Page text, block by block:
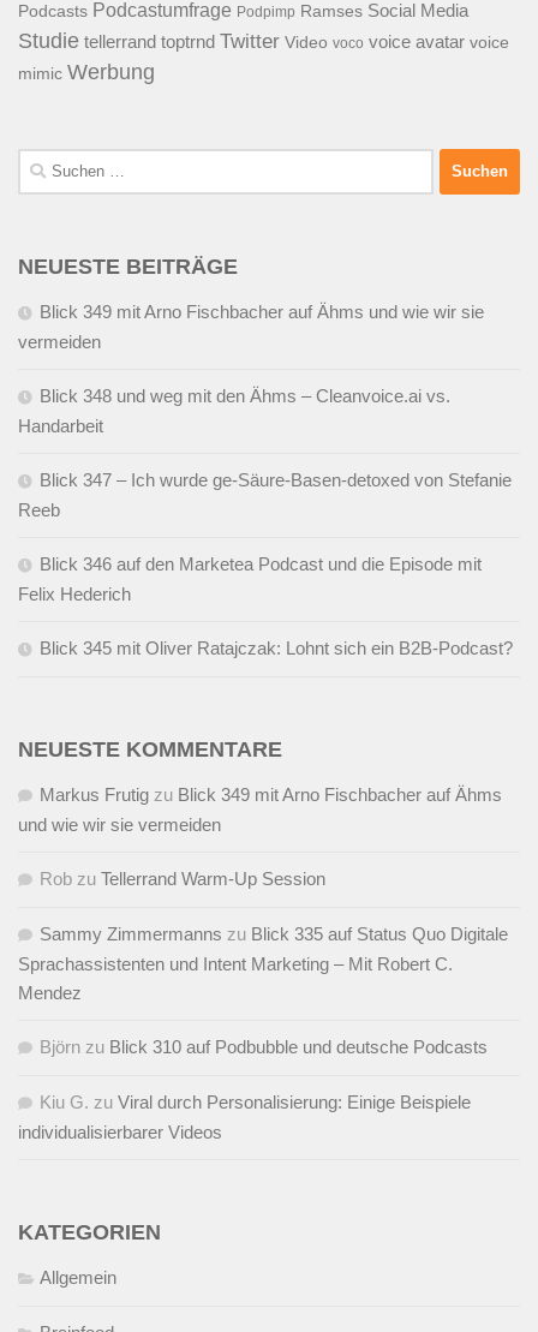
Podcasts Podcastumfrage Podpimp Ramses Social Media
Studie tellerrand toptrnd Twitter Video voco voice avatar voice
mimic Werbung
Suchen
nach:
NEUESTE BEITRÄGE
Blick 349 mit Arno Fischbacher auf Ähms und wie wir sie
vermeiden
Blick 348 und weg mit den Ähms – Cleanvoice.ai vs.
Handarbeit
Blick 347 – Ich wurde ge-Säure-Basen-detoxed von Stefanie
Reeb
Blick 346 auf den Marketea Podcast und die Episode mit
Felix Hederich
Blick 345 mit Oliver Ratajczak: Lohnt sich ein B2B-Podcast?
NEUESTE KOMMENTARE
Markus Frutig zu Blick 349 mit Arno Fischbacher auf Ähms
und wie wir sie vermeiden
Rob zu Tellerrand Warm-Up Session
Sammy Zimmermanns zu Blick 335 auf Status Quo Digitale
Sprachassistenten und Intent Marketing – Mit Robert C.
Mendez
Björn zu Blick 310 auf Podbubble und deutsche Podcasts
Kiu G. zu Viral durch Personalisierung: Einige Beispiele
individualisierbarer Videos
KATEGORIEN
Allgemein